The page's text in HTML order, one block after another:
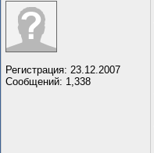
Регистрация: 23.12.2007
Сообщений: 1,338